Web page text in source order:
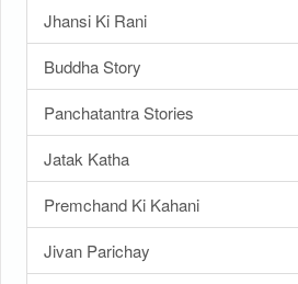
Jhansi Ki Rani
Buddha Story
Panchatantra Stories
Jatak Katha
Premchand Ki Kahani
Jivan Parichay